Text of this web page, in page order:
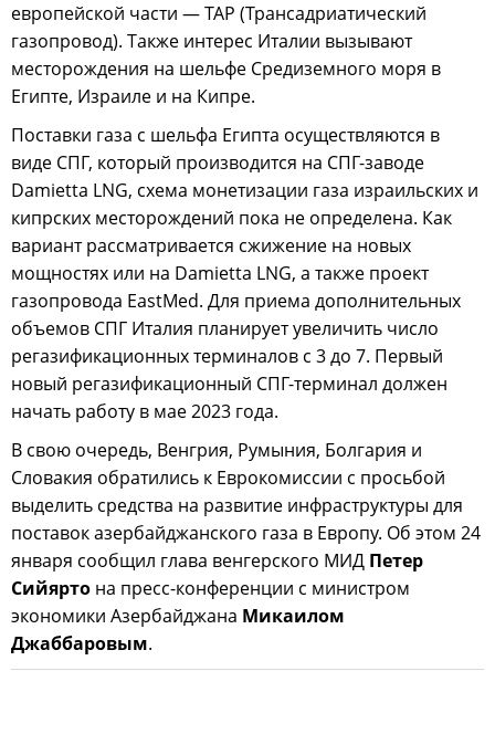
европейской части — TAP (Трансадриатический
газопровод). Также интерес Италии вызывают
месторождения на шельфе Средиземного моря в
Египте, Израиле и на Кипре.
Поставки газа с шельфа Египта осуществляются в
виде СПГ, который производится на СПГ-заводе
Damietta LNG, схема монетизации газа израильских и
кипрских месторождений пока не определена. Как
вариант рассматривается сжижение на новых
мощностях или на Damietta LNG, а также проект
газопровода EastMed. Для приема дополнительных
объемов СПГ Италия планирует увеличить число
регазификационных терминалов с 3 до 7. Первый
новый регазификационный СПГ-терминал должен
начать работу в мае 2023 года.
В свою очередь, Венгрия, Румыния, Болгария и
Словакия обратились к Еврокомиссии с просьбой
выделить средства на развитие инфраструктуры для
поставок азербайджанского газа в Европу. Об этом 24
января сообщил глава венгерского МИД Петер
Сийярто на пресс-конференции с министром
экономики Азербайджана Микаилом
Джаббаровым.